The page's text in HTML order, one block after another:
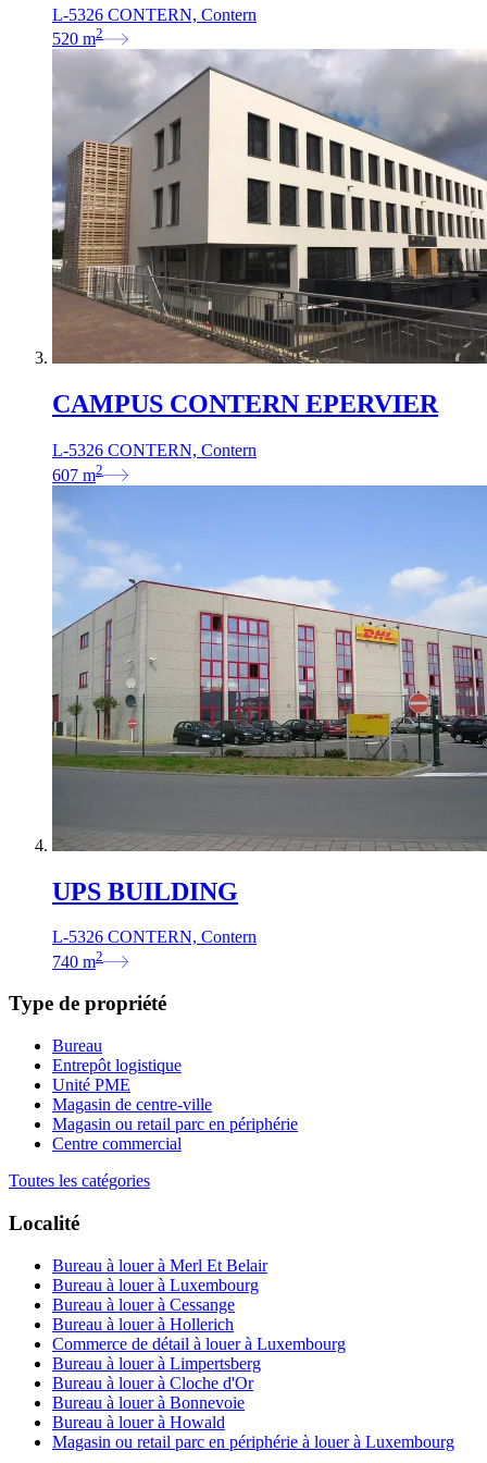
L-5326 CONTERN, Contern
520 m2
CAMPUS CONTERN EPERVIER
L-5326 CONTERN, Contern
607 m2
UPS BUILDING
L-5326 CONTERN, Contern
740 m2
Type de propriété
Bureau
Entrepôt logistique
Unité PME
Magasin de centre-ville
Magasin ou retail parc en périphérie
Centre commercial
Toutes les catégories
Localité
Bureau à louer à Merl Et Belair
Bureau à louer à Luxembourg
Bureau à louer à Cessange
Bureau à louer à Hollerich
Commerce de détail à louer à Luxembourg
Bureau à louer à Limpertsberg
Bureau à louer à Cloche d'Or
Bureau à louer à Bonnevoie
Bureau à louer à Howald
Magasin ou retail parc en périphérie à louer à Luxembourg